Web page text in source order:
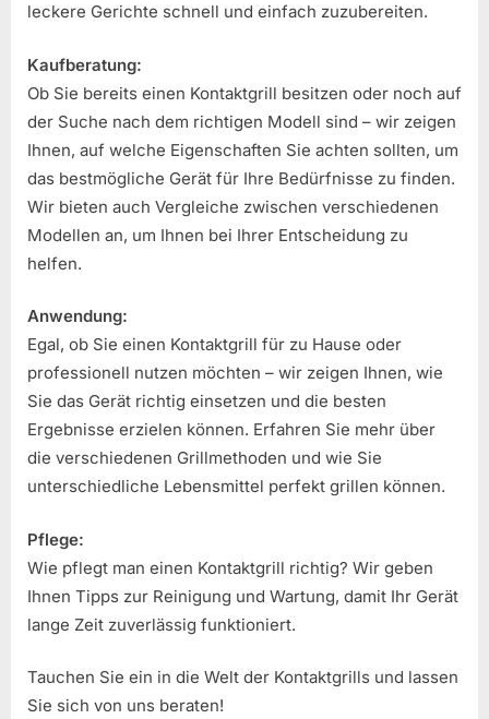
leckere Gerichte schnell und einfach zuzubereiten.
Kaufberatung:
Ob Sie bereits einen Kontaktgrill besitzen oder noch auf
der Suche nach dem richtigen Modell sind – wir zeigen
Ihnen, auf welche Eigenschaften Sie achten sollten, um
das bestmögliche Gerät für Ihre Bedürfnisse zu finden.
Wir bieten auch Vergleiche zwischen verschiedenen
Modellen an, um Ihnen bei Ihrer Entscheidung zu
helfen.
Anwendung:
Egal, ob Sie einen Kontaktgrill für zu Hause oder
professionell nutzen möchten – wir zeigen Ihnen, wie
Sie das Gerät richtig einsetzen und die besten
Ergebnisse erzielen können. Erfahren Sie mehr über
die verschiedenen Grillmethoden und wie Sie
unterschiedliche Lebensmittel perfekt grillen können.
Pflege:
Wie pflegt man einen Kontaktgrill richtig? Wir geben
Ihnen Tipps zur Reinigung und Wartung, damit Ihr Gerät
lange Zeit zuverlässig funktioniert.
Tauchen Sie ein in die Welt der Kontaktgrills und lassen
Sie sich von uns beraten!